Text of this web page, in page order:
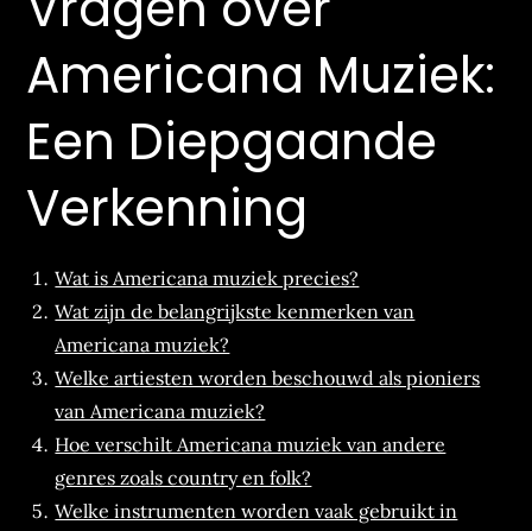
Americana Muziek:
Een Diepgaande
Verkenning
Wat is Americana muziek precies?
Wat zijn de belangrijkste kenmerken van
Americana muziek?
Welke artiesten worden beschouwd als pioniers
van Americana muziek?
Hoe verschilt Americana muziek van andere
genres zoals country en folk?
Welke instrumenten worden vaak gebruikt in